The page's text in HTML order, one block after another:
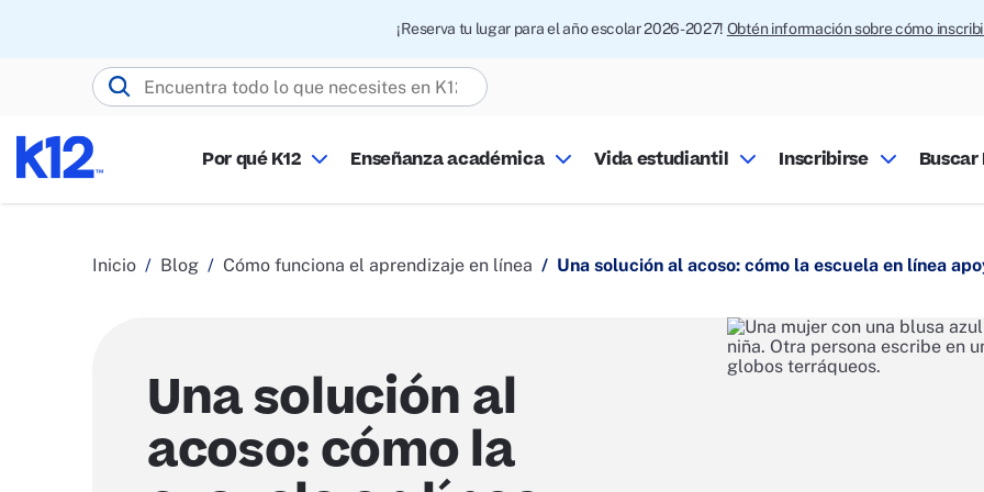
¡Reserva tu lugar para el año escolar 2026-2027! Obtén información sobre cómo
Buscar K12.com
Por qué K12 Enseñanza académica Vida estudiantil Inscribirse Buscar
Inicio Blog Cómo funciona el aprendizaje en línea Una solución al acoso: cómo la escuela en línea
Una solución al
acoso: cómo la